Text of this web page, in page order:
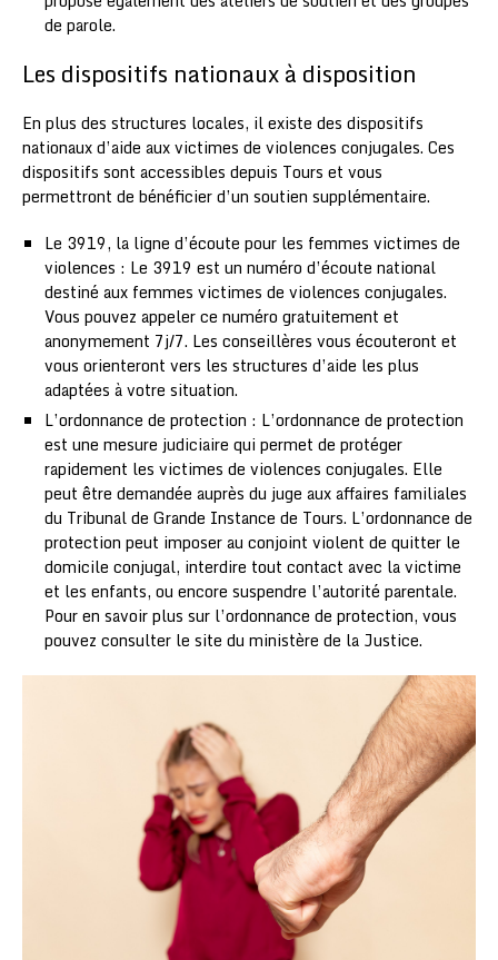
de parole.
Les dispositifs nationaux à disposition
En plus des structures locales, il existe des dispositifs
nationaux d’aide aux victimes de violences conjugales. Ces
dispositifs sont accessibles depuis Tours et vous
permettront de bénéficier d’un soutien supplémentaire.
Le 3919, la ligne d’écoute pour les femmes victimes de
violences : Le 3919 est un numéro d’écoute national
destiné aux femmes victimes de violences conjugales.
Vous pouvez appeler ce numéro gratuitement et
anonymement 7j/7. Les conseillères vous écouteront et
vous orienteront vers les structures d’aide les plus
adaptées à votre situation.
L’ordonnance de protection : L’ordonnance de protection
est une mesure judiciaire qui permet de protéger
rapidement les victimes de violences conjugales. Elle
peut être demandée auprès du juge aux affaires familiales
du Tribunal de Grande Instance de Tours. L’ordonnance de
protection peut imposer au conjoint violent de quitter le
domicile conjugal, interdire tout contact avec la victime
et les enfants, ou encore suspendre l’autorité parentale.
Pour en savoir plus sur l’ordonnance de protection, vous
pouvez consulter le site du ministère de la Justice.